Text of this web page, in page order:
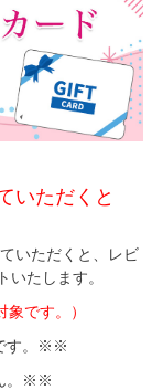
いただくと
いただくと、レビ
たします。
です。）
す。※※
。※※